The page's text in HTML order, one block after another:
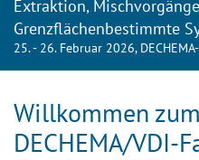
Extraktion,
Grenzflächenbestimmte
25. - 26. Februar 2026,
Willkommen
DECHEMA/VDI-